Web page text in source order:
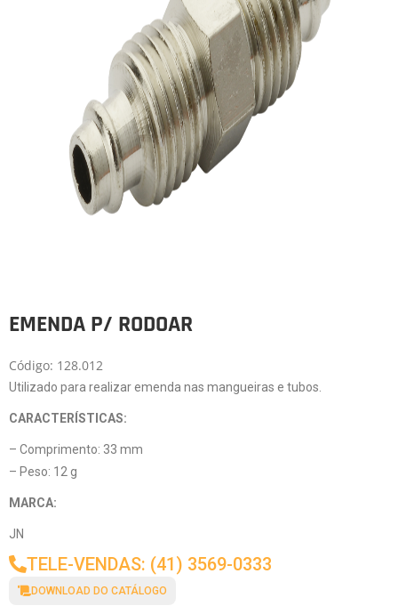
EMENDA P/ RODOAR
Código: 128.012
Utilizado para realizar emenda nas mangueiras e tubos.
CARACTERÍSTICAS:
– Comprimento: 33 mm
– Peso: 12 g
MARCA:
JN
TELE-VENDAS: (41) 3569-0333
DOWNLOAD DO CATÁLOGO